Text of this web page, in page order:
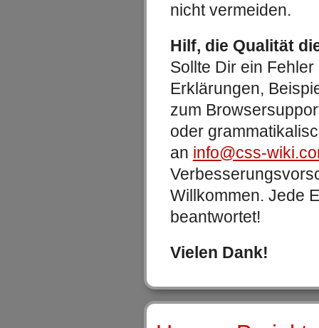
nicht vermeiden.
Hilf, die Qualität
Sollte Dir ein
Erklärungen,
zum
oder
an info@css-
Willkommen. Jede
beantwortet!
Vielen Dank!